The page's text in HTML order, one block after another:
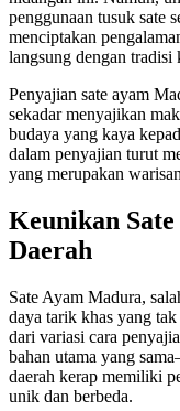
penggunaan tusuk sate
menciptakan
langsung dengan tradisi
Penyajian sate ayam
sekadar menyajikan
budaya yang kaya
dalam penyajian turut
yang merupakan
Keunikan
Daerah
Sate Ayam Madura,
daya tarik khas yang
dari variasi cara
bahan utama yang
daerah kerap memiliki
unik dan berbeda.